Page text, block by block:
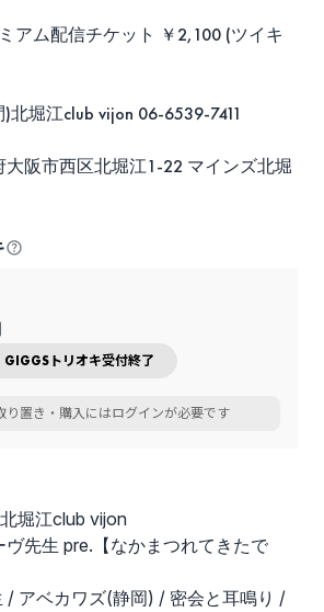
アム配信チケット ￥2,100 (ツイキ
堀江club vijon 06-6539-7411
大阪市西区北堀江1-22 マインズ北堀
GIGGSトリオキ受付終了
り置き・購入にはログインが必要です
堀江club vijon
先生 pre.【なかまつれてきたで
/ アベカワズ(静岡) / 密会と耳鳴り /